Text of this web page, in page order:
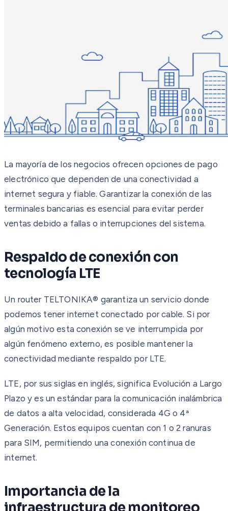
La mayoría de los negocios ofrecen opciones de pago
electrónico que dependen de una conectividad a
internet segura y fiable. Garantizar la conexión de las
terminales bancarias es esencial para evitar perder
ventas debido a fallas o interrupciones del sistema.
Respaldo de conexión con
tecnología LTE
Un router TELTONIKA® garantiza un servicio donde
podemos tener internet conectado por cable. Si por
algún motivo esta conexión se ve interrumpida por
algún fenómeno externo, es posible mantener la
conectividad mediante respaldo por LTE.
LTE, por sus siglas en inglés, significa Evolución a Largo
Plazo y es un estándar para la comunicación inalámbrica
de datos a alta velocidad, considerada 4G o 4ª
Generación. Estos equipos cuentan con 1 o 2 ranuras
para SIM, permitiendo una conexión continua de
internet.
Importancia de la